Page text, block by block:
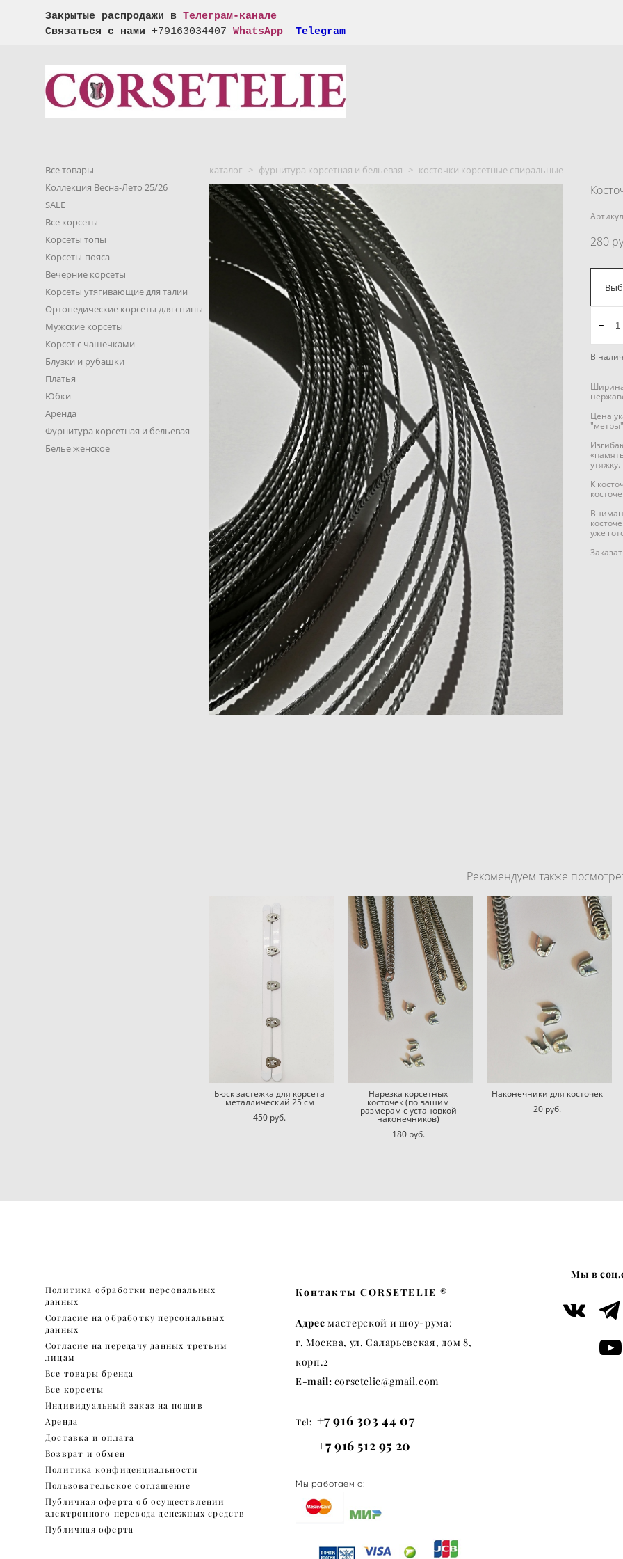
Закрытые распродажи в Телеграм-канале
Связаться с нами +79163034407 WhatsApp Telegram
Все товары
Коллекция Весна-Лето 25/26
SALE
Все корсеты
Корсеты топы
Корсеты-пояса
Вечерние корсеты
Корсеты утягивающие для талии
Ортопедические корсеты для спины
Мужские корсеты
Корсет с чашечками
Блузки и рубашки
Платья
Юбки
Аренда
Фурнитура корсетная и бельевая
Белье женское
каталог > фурнитура корсетная и бельевая > косточки корсетные спиральные
280
В
Цена
утяжку.
К
уже
Рекомендуем также
Бюск застежка для корсета
металлический 25 см
450 pуб.
Нарезка корсетных
косточек (по вашим
размерам с установкой
наконечников)
180 pуб.
Наконечники для косточек
20 pуб.
Политика обработки персональных
данных
Согласие на обработку персональных
данных
Согласие на передачу данных третьим
лицам
Все товары бренда
Все корсеты
Индивидуальный заказ на пошив
Аренда
Доставка и оплата
Возврат и обмен
Политика конфиденциальности
Пользовательское соглашение
Публичная оферта об осуществлении
электронного перевода денежных средств
Публичная оферта
Контакты CORSETELIE ®
Адресмастерской и шоу-рума:
г. Москва, ул. Саларьевская, дом 8,
корп.2
E-mail: corsetelie@gmail.com
Tel: +7 916 303 44 07
+7 916 512 95 20
Мы работаем с:
Мы в